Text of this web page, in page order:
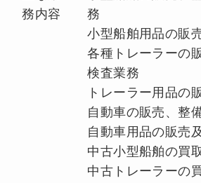
務内容
務
小型船舶用品の販
各種トレーラーの
検査業務
トレーラー用品の
自動車の販売、整
自動車用品の販売
中古小型船舶の買
中古トレーラーの